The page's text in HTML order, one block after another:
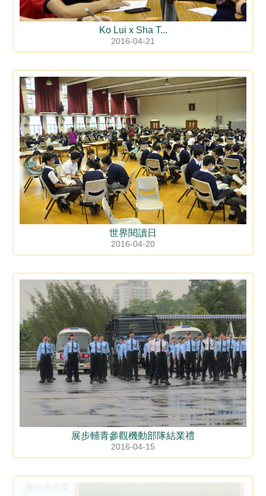
Ko Lui x Sha T...
2016-04-21
世界閱讀日
2016-04-20
展步輔青參觀機動部隊結業禮
2016-04-15